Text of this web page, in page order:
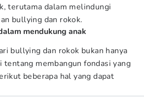
terutama dalam melindungi
bullying dan rokok.
mendukung anak
bullying dan rokok bukan hanya
tentang membangun fondasi yang
beberapa hal yang dapat